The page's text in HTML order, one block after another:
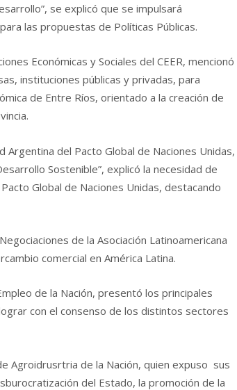
se explicó que se impulsará
las propuestas de Políticas Públicas.
Económicas y Sociales del CEER, mencionó
instituciones públicas y privadas, para
de Entre Ríos, orientado a la creación de
Argentina del Pacto Global de Naciones Unidas,
Sostenible”, explicó la necesidad de
Global de Naciones Unidas, destacando
de la Asociación Latinoamericana
comercial en América Latina.
de la Nación, presentó los principales
con el consenso de los distintos sectores
Agroidrusrtria de la Nación, quien expuso sus
del Estado, la promoción de la